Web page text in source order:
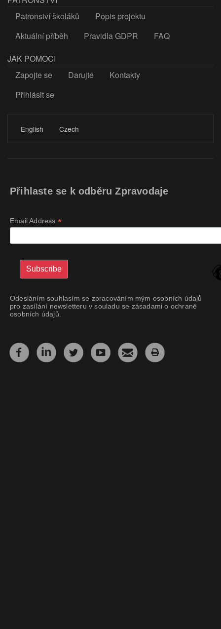
Patronství školáků
Popis projektu
Aktuální příběh
Pravidla GDPR
FAQ
JAK POMOCI
Zapojte se
Darujte
Kontakty
LOGIN
Přihlásit se
English Czech
Přihlaste se k odběru Zpravodaje
Email Address *
Odesláním souhlasím se zpracováním mým osobních údajů
pro zasílání newsletteru v souladu se zásadami o ochraně
osobních údajů.